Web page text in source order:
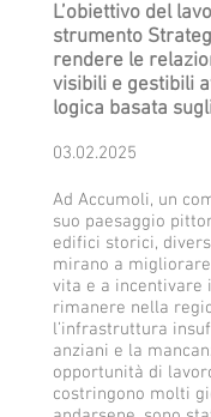
L’obiettivo del
strumento
rendere le
visibili e gestibili
logica basata
03.02.2025
Ad Accumoli, un
suo paesaggio
edifici storici,
mirano a
vita e a incentivare
rimanere nella
l’infrastruttura
anziani e la
opportunità di
costringono molti